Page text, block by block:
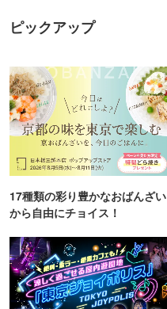
ピックアップ
17種類の彩り豊かなおばんざい
から自由にチョイス！